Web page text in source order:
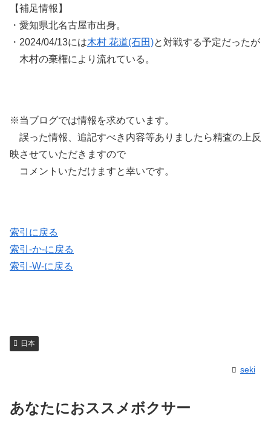
【補足情報】
・愛知県北名古屋市出身。
・2024/04/13には木村 花道(石田)と対戦する予定だったが
木村の棄権により流れている。
※当ブログでは情報を求めています。
誤った情報、追記すべき内容等ありましたら精査の上反
映させていただきますので
コメントいただけますと幸いです。
索引に戻る
索引-か-に戻る
索引-W-に戻る
日本
seki
あなたにおススメボクサー